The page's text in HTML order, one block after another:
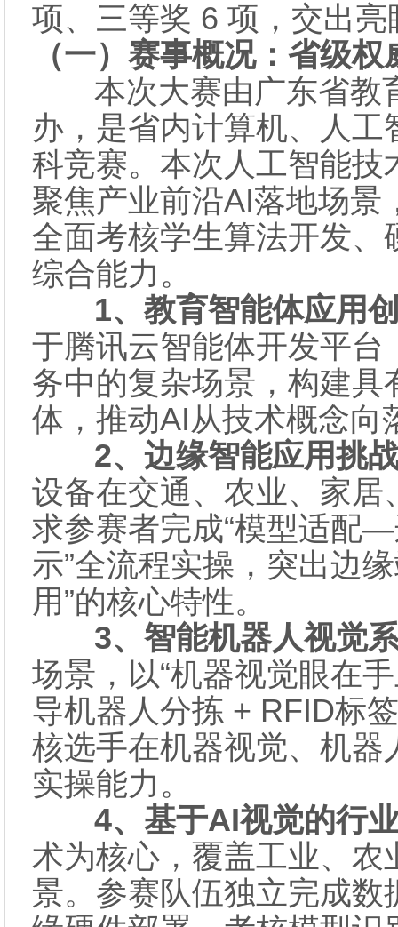
项、三等奖 6 项，交出
（一） 赛事概况：省级权
本次大赛由广东省教
办，是省内计算机、人
科竞赛。本次人工智能
聚焦产业前沿AI落地场景
全面考核学生算法开发
综合能力。
1、教育智能体应用
于腾讯云智能体开发平
务中的复杂场景，构建
体，推动AI从技术概念向
2、边缘智能应用挑
设备在交通、农业、家
求参赛者完成“模型适
示”全流程实操，突出边
用”的核心特性。
3、智能机器人视觉系
场景，以“机器视觉眼在
导机器人分拣 + RFID标
核选手在机器视觉、机
实操能力。
4、基于AI视觉的行业
术为核心，覆盖工业、
景。参赛队伍独立完成